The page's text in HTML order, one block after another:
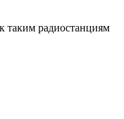
таким радиостанциям